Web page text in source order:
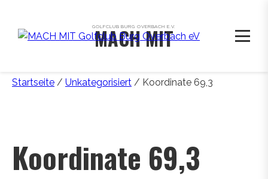
GOLFCLUB BURG OVERBACH E.V.
MACH MIT
Startseite / Unkategorisiert / Koordinate 69,3
Koordinate 69,3